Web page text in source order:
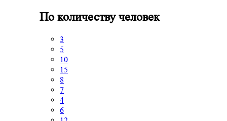
По количеству человек
3
5
10
15
8
7
4
6